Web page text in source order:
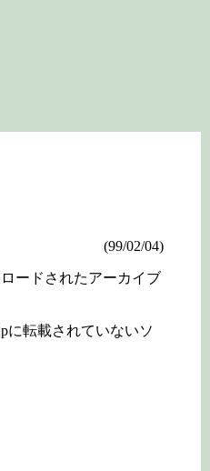
(99/02/04)
ードされたアーカイブ
に転載されていないソ